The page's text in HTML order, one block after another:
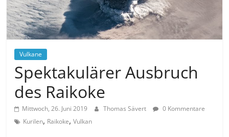
Vulkane
Spektakulärer Ausbruch
des Raikoke
Mittwoch, 26. Juni 2019 Thomas Sävert
0 Kommentare
Kurilen, Raikoke,Vulkan